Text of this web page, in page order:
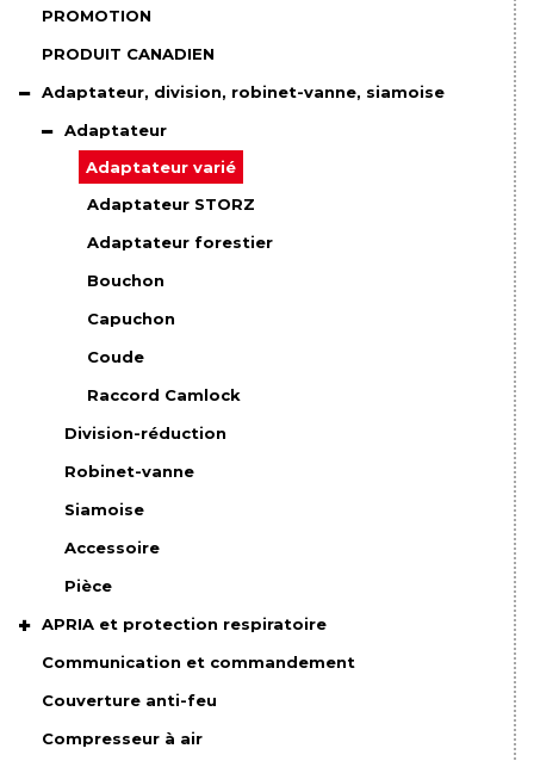
PROMOTION
PRODUIT CANADIEN
Adaptateur, division, robinet-vanne, siamoise
Adaptateur
Adaptateur varié
Adaptateur STORZ
Adaptateur forestier
Bouchon
Capuchon
Coude
Raccord Camlock
Division-réduction
Robinet-vanne
Siamoise
Accessoire
Pièce
APRIA et protection respiratoire
Communication et commandement
Couverture anti-feu
Compresseur à air